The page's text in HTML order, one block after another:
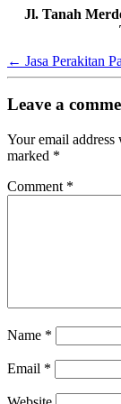
Jl. Tanah
← Jasa Perakitan
Leave a
Your email
marked *
Comment *
Name *
Email *